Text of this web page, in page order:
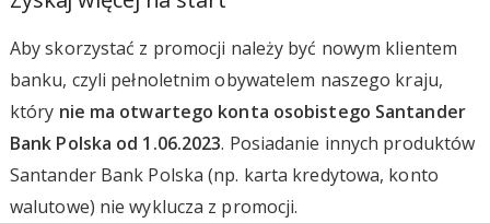
Aby skorzystać z promocji należy być nowym klientem
banku, czyli pełnoletnim obywatelem naszego kraju,
który nie ma otwartego konta osobistego Santander
Bank Polska od 1.06.2023. Posiadanie innych produktów
Santander Bank Polska (np. karta kredytowa, konto
walutowe) nie wyklucza z promocji.